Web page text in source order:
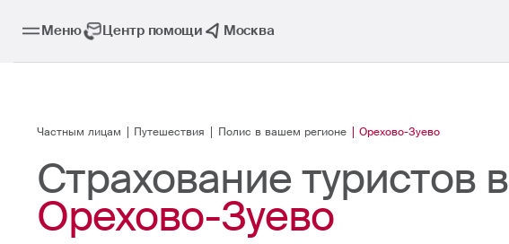
Меню Центр помощи Москва
Частным лицам Путешествия Полис в вашем регионе Орехово-Зуево
Страхование туристов в
Орехово-Зуево